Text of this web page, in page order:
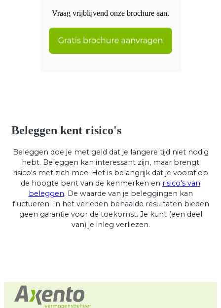
Vraag vrijblijvend onze brochure aan.
Beleggen kent risico's
Beleggen doe je met geld dat je langere tijd niet nodig
hebt. Beleggen kan interessant zijn, maar brengt
risico's met zich mee. Het is belangrijk dat je vooraf op
de hoogte bent van de kenmerken en risico's van
beleggen. De waarde van je beleggingen kan
fluctueren. In het verleden behaalde resultaten bieden
geen garantie voor de toekomst. Je kunt (een deel
van) je inleg verliezen.